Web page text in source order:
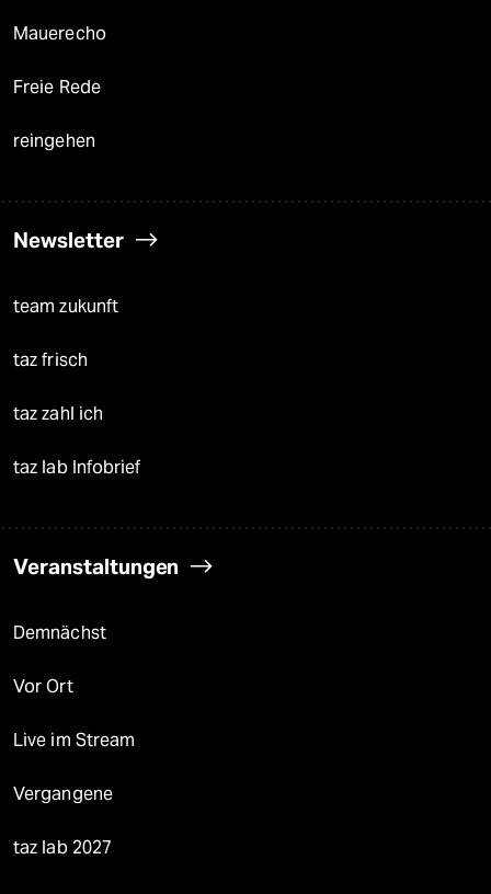
Mauerecho
Freie Rede
reingehen
Newsletter
team zukunft
taz frisch
taz zahl ich
taz lab Infobrief
Veranstaltungen
Demnächst
Vor Ort
Live im Stream
Vergangene
taz lab 2027